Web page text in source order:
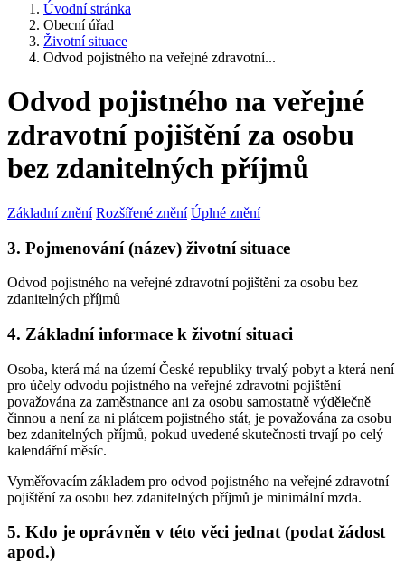
Úvodní stránka
Obecní úřad
Životní situace
Odvod pojistného na veřejné zdravotní...
Odvod pojistného na veřejné
zdravotní pojištění za osobu
bez zdanitelných příjmů
Základní znění Rozšířené znění Úplné znění
3. Pojmenování (název) životní situace
Odvod pojistného na veřejné zdravotní pojištění za osobu bez
zdanitelných příjmů
4. Základní informace k životní situaci
Osoba, která má na území České republiky trvalý pobyt a která není
pro účely odvodu pojistného na veřejné zdravotní pojištění
považována za zaměstnance ani za osobu samostatně výdělečně
činnou a není za ni plátcem pojistného stát, je považována za osobu
bez zdanitelných příjmů, pokud uvedené skutečnosti trvají po celý
kalendářní měsíc.
Vyměřovacím základem pro odvod pojistného na veřejné zdravotní
pojištění za osobu bez zdanitelných příjmů je minimální mzda.
5. Kdo je oprávněn v této věci jednat (podat žádost
apod.)